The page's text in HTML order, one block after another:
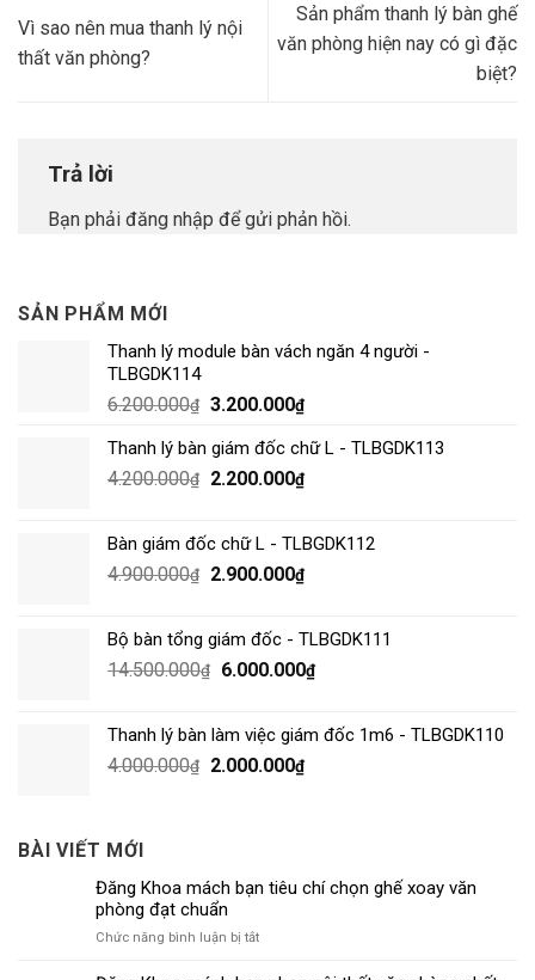
SẢN PHẨM MỚI
Thanh lý module bàn vách ngăn 4 người -
TLBGDK114
6.200.000₫ 3.200.000₫
Thanh lý bàn giám đốc chữ L - TLBGDK113
4.200.000₫ 2.200.000₫
Bàn giám đốc chữ L - TLBGDK112
4.900.000₫ 2.900.000₫
Bộ bàn tổng giám đốc - TLBGDK111
14.500.000₫ 6.000.000₫
Thanh lý bàn làm việc giám đốc 1m6 - TLBGDK110
4.000.000₫ 2.000.000₫
BÀI VIẾT MỚI
Đăng Khoa mách bạn tiêu chí chọn ghế xoay văn
phòng đạt chuẩn
Chức năng bình luận bị tắtở
Vì sao nên mua thanh lý nội
thất văn phòng?
Sản phẩm thanh lý bàn ghế
văn phòng hiện nay có gì đặc
biệt?
Trả lời
Bạn phải đăng nhập để gửi phản hồi.